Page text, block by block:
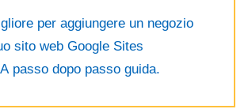
per aggiungere un negozio
sito web Google Sites
passo dopo passo guida.